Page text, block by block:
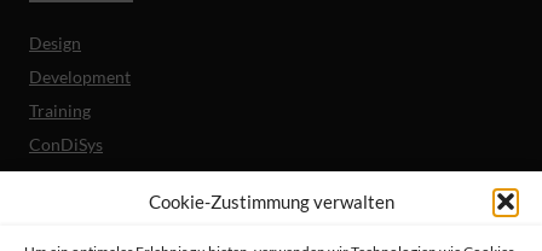
Cookie-Zustimmung verwalten
Design
Development
Training
ConDiSys
Barrierefreiheit
Mobile Lösungen